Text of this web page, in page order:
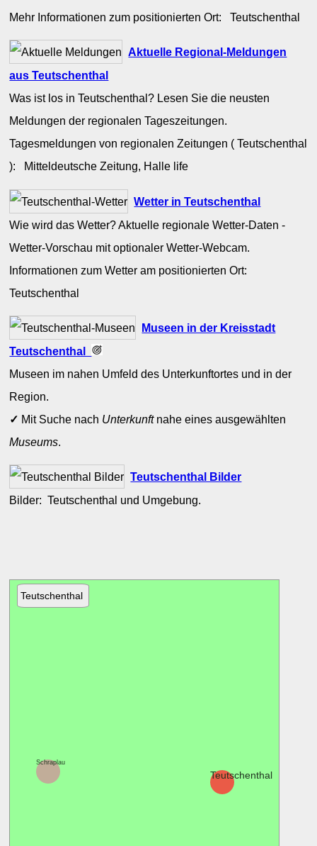
Mehr Informationen zum positionierten Ort: Teutschenthal
Aktuelle Regional-Meldungen
aus Teutschenthal
Was ist los in Teutschenthal? Lesen Sie die neusten
Meldungen der regionalen Tageszeitungen.
Tagesmeldungen von regionalen Zeitungen ( Teutschenthal
): Mitteldeutsche Zeitung, Halle life
Wetter in Teutschenthal
Wie wird das Wetter? Aktuelle regionale Wetter-Daten -
Wetter-Vorschau mit optionaler Wetter-Webcam.
Informationen zum Wetter am positionierten Ort:
Teutschenthal
Museen in der Kreisstadt
Teutschenthal
Museen im nahen Umfeld des Unterkunftortes und in der
Region.
✓ Mit Suche nach Unterkunftnahe eines ausgewählten
Museums.
Teutschenthal Bilder
Bilder: Teutschenthal und Umgebung.
Teutschenthal
Schraplau
Teutschenthal